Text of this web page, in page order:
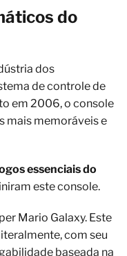
do
dos
de controle de
em 2006, o console
mais memoráveis e
essenciais do
este console.
Mario Galaxy. Este
com seu
baseada na